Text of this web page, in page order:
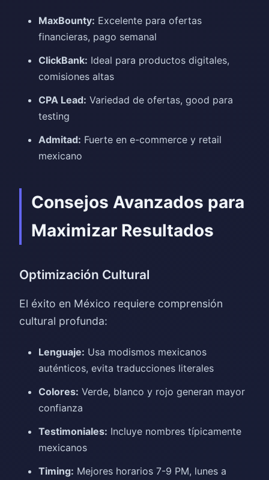
MaxBounty: Excelente para ofertas
financieras, pago semanal
ClickBank: Ideal para productos digitales,
comisiones altas
CPA Lead: Variedad de ofertas, good para
testing
Admitad: Fuerte en e-commerce y retail
mexicano
Consejos Avanzados para
Maximizar Resultados
Optimización Cultural
El éxito en México requiere comprensión
cultural profunda:
Lenguaje: Usa modismos mexicanos
auténticos, evita traducciones literales
Colores: Verde, blanco y rojo generan mayor
confianza
Testimoniales: Incluye nombres típicamente
mexicanos
Timing: Mejores horarios 7-9 PM, lunes a